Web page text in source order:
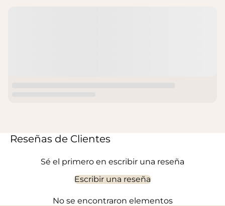
Reseñas de Clientes
Sé el primero en escribir una reseña
Escribir una reseña
No se encontraron elementos